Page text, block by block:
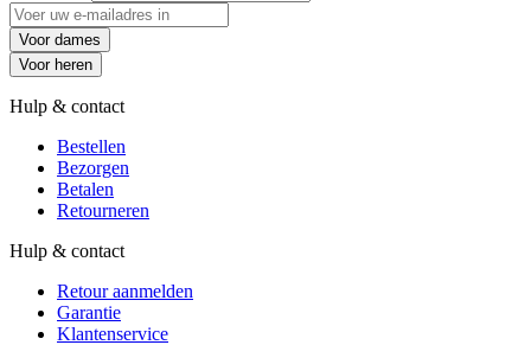
Voor dames
Voor heren
Hulp & contact
Bestellen
Bezorgen
Betalen
Retourneren
Hulp & contact
Retour aanmelden
Garantie
Klantenservice